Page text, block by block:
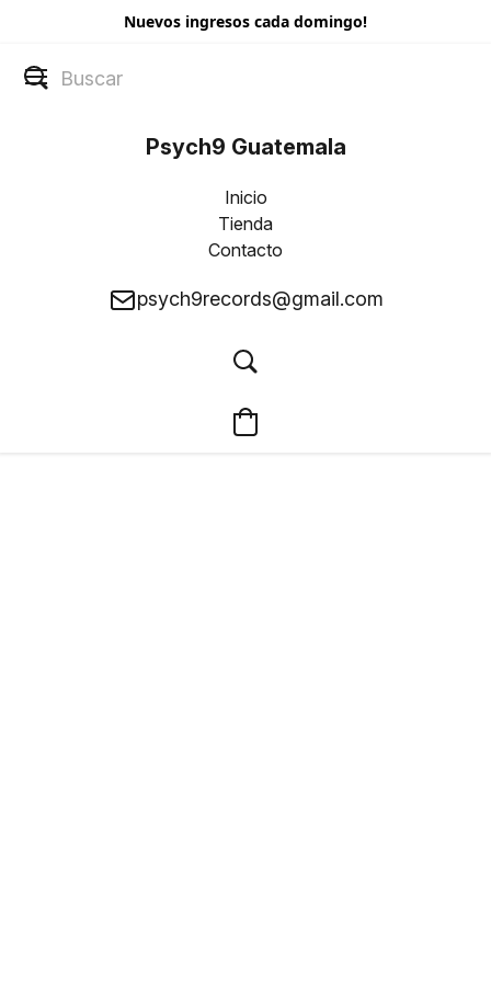
Nuevos ingresos cada domingo!
Psych9 Guatemala
Inicio
Tienda
Contacto
psych9records@gmail.com